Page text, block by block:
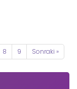
8 9 Sonraki »